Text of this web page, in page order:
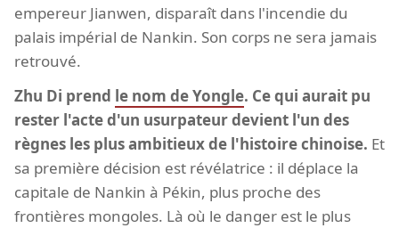
empereur Jianwen, disparaît dans l'incendie du
palais impérial de Nankin. Son corps ne sera jamais
retrouvé.
Zhu Di prend le nom de Yongle. Ce qui aurait pu
rester l'acte d'un usurpateur devient l'un des
règnes les plus ambitieux de l'histoire chinoise. Et
sa première décision est révélatrice : il déplace la
capitale de Nankin à Pékin, plus proche des
frontières mongoles. Là où le danger est le plus